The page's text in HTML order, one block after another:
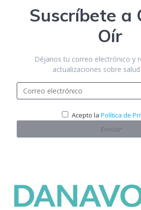
Suscríbete a
Oír
Déjanos tu correo electrónico y
actualizaciones sobre
Acepto la Política de